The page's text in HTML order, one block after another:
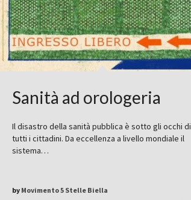
Sanità ad orologeria
Il disastro della sanità pubblica è sotto gli occhi di
tutti i cittadini. Da eccellenza a livello mondiale il
sistema…
by Movimento 5 Stelle Biella